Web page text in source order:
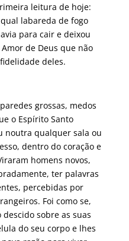
leitura de hoje:
labareda de fogo
para cair e deixou
de Deus que não
deles.
grossas, medos
o Espírito Santo
noutra qualquer sala ou
dentro do coração e
homens novos,
ter palavras
percebidas por
Foi como se,
sobre as suas
do seu corpo e lhes